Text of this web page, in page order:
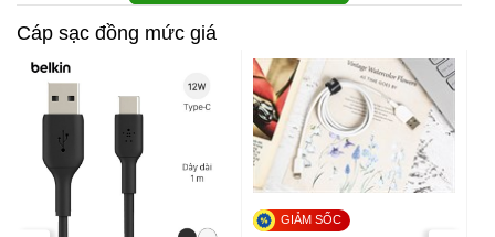
Cáp sạc đồng mức giá